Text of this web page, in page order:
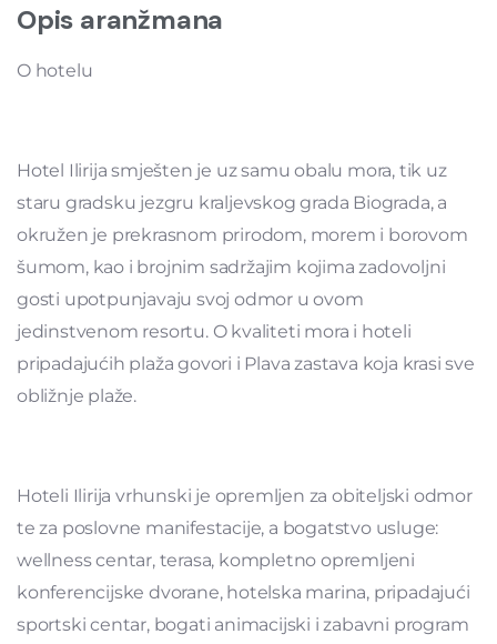
Opis aranžmana
O hotelu
Hotel Ilirija smješten je uz samu obalu mora, tik uz
staru gradsku jezgru kraljevskog grada Biograda, a
okružen je prekrasnom prirodom, morem i borovom
šumom, kao i brojnim sadržajim kojima zadovoljni
gosti upotpunjavaju svoj odmor u ovom
jedinstvenom resortu. O kvaliteti mora i hoteli
pripadajućih plaža govori i Plava zastava koja krasi sve
obližnje plaže.
Hoteli Ilirija vrhunski je opremljen za obiteljski odmor
te za poslovne manifestacije, a bogatstvo usluge:
wellness centar, terasa, kompletno opremljeni
konferencijske dvorane, hotelska marina, pripadajući
sportski centar, bogati animacijski i zabavni program